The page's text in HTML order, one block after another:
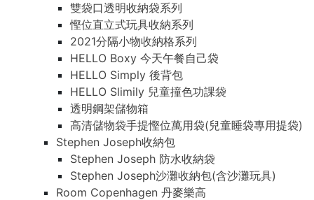
雙袋口透明收納袋系列
慳位直立式玩具收納系列
2021分隔小物收納格系列
HELLO Boxy 今天午餐自己袋
HELLO Simply 後背包
HELLO Slimily 兒童撞色功課袋
透明鋼架儲物箱
高清儲物袋手提慳位萬用袋(兒童睡袋專用提袋)
Stephen Joseph收納包
Stephen Joseph 防水收納袋
Stephen Joseph沙灘收納包(含沙灘玩具)
Room Copenhagen 丹麥樂高